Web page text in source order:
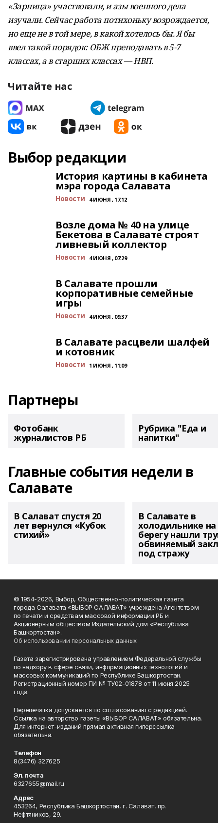
«Зарница» участвовали, и азы военного дела
изучали. Сейчас работа потихоньку возрождается,
но еще не в той мере, в какой хотелось бы. Я бы
ввел такой порядок: ОБЖ преподавать в 5-7
классах, а в старших классах — НВП.
Читайте нас
Выбор редакции
История картины в кабинета
мэра города Салавата
Новости 4 ИЮНЯ , 17:12
Возле дома № 40 на улице
Бекетова в Салавате строят
ливневый коллектор
Новости 4 ИЮНЯ , 07:29
В Салавате прошли
корпоративные семейные
игры
Новости 4 ИЮНЯ , 09:37
В Салавате расцвели шалфей
и котовник
Новости 1 ИЮНЯ , 11:09
Партнеры
Фотобанк
журналистов РБ
Рубрика "Еда и
напитки"
Главные события недели в
Салавате
В Салават спустя 20
лет вернулся «Кубок
стихий»
В Салавате в
холодильнике на
берегу нашли
обвиняемый
под стражу
© 1954-2026, Выбор, Общественно-политическая газета
города Салавата «ВЫБОР САЛАВАТ» учреждена Агентством
по печати и средствам массовой информации РБ и
Акционерным обществом Издательский дом «Республика
Башкортостан».
Об использовании персональных данных
Газета зарегистрирована управлением Федеральной службы
по надзору в сфере связи, информационных технологий и
массовых коммуникаций по Республике Башкортостан.
Регистрационный номер ПИ № ТУ02-01878 от 11 июня 2025
года.
Перепечатка допускается по согласованию с редакцией.
Ссылка на авторство газеты «ВЫБОР САЛАВАТ» обязательна.
Для интернет-изданий прямая активная гиперссылка
обязательна.
Телефон
8(3476) 327625
Эл. почта
6327655@mail.ru
Адрес
453264, Республика Башкортостан, г. Салават, пр.
Нефтяников, 29.